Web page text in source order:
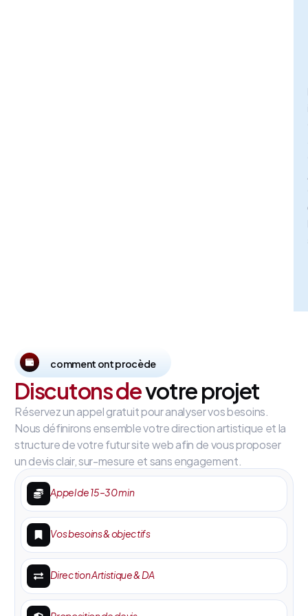
comment ont procède
Discutons devotre projet
Réservez un appel gratuit pour analyser vos besoins.
Nous définirons ensemble votre direction artistique et la
structure de votre futur site web afin de vous proposer
un devis clair, sur-mesure et sans engagement.
Appel de 15–30 min
Vos besoins & objectifs
Direction Artistique & DA